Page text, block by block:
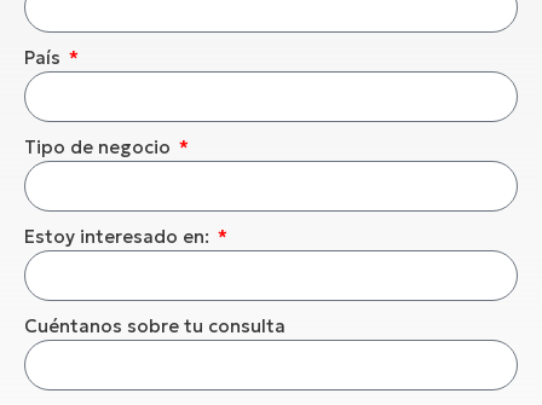
País
Tipo de negocio
Estoy interesado en:
Cuéntanos sobre tu consulta